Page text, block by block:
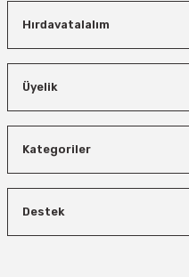
Hırdavatalalım
Üyelik
Kategoriler
Destek